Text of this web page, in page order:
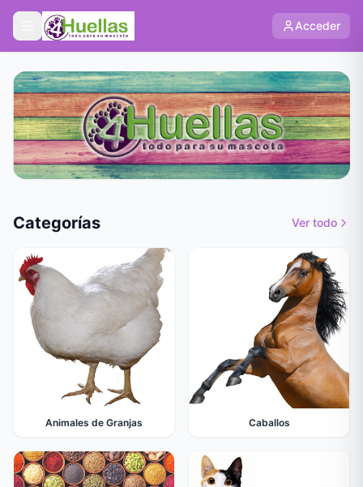
Acceder
Categorías Ver todo
Animales de Granjas Caballos